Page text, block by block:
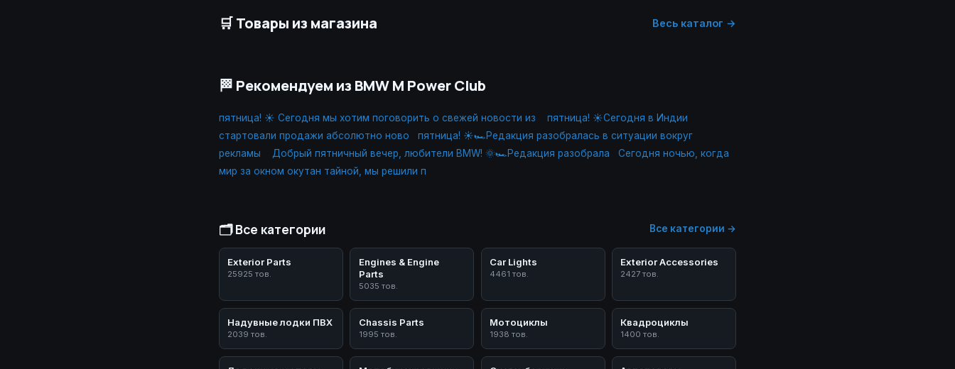
🛒 Товары из магазина Весь каталог →
🏁 Рекомендуем из BMW M Power Club
пятница! ☀️ Сегодня мы хотим поговорить о свежей новости из
пятница! ☀️Сегодня в Индии
стартовали продажи абсолютно ново
пятница! ☀️🏎Редакция разобралась в ситуации вокруг
рекламы
Добрый пятничный вечер, любители BMW! 🌞🏎Редакция разобрала
Сегодня ночью, когда
мир за окном окутан тайной, мы решили п
🗂️ Все категории Все категории →
Exterior Parts
25925 тов.
Engines & Engine
Parts
5035 тов.
Car Lights
4461 тов.
Exterior Accessories
2427 тов.
Надувные лодки ПВХ
2039 тов.
Chassis Parts
1995 тов.
Мотоциклы
1938 тов.
Квадроциклы
1400 тов.